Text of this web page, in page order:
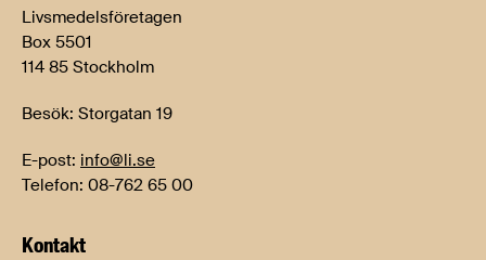
Livsmedelsföretagen
Box 5501
114 85 Stockholm
Besök: Storgatan 19
E-post: info@li.se
Telefon: 08-762 65 00
Kontakt